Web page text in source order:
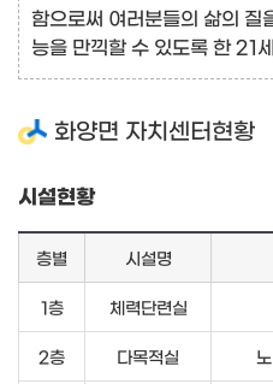
함으로써 여러분들의 삶의 질
능을 만끽할 수 있도록 한 21
화양면 자치센터현황
시설현황
층별 시설명
1층 체력단련실
2층 다목적실